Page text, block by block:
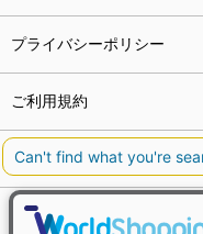
25,001円～
プライバシーポリシー
ご利用規約
特定商取引法に関する表記
会社概要